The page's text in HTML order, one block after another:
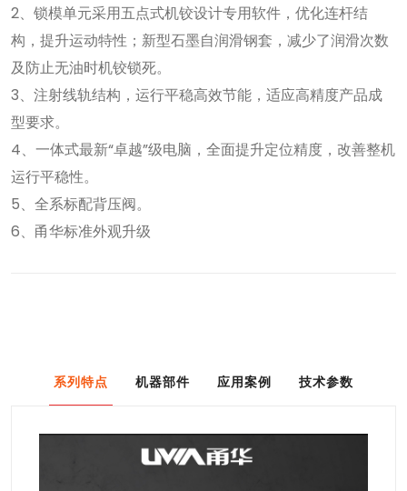
2、锁模单元采用五点式机铰设计专用软件，优化连杆结
构，提升运动特性；新型石墨自润滑钢套，减少了润滑次数
及防止无油时机铰锁死。
3、注射线轨结构，运行平稳高效节能，适应高精度产品成
型要求。
4、一体式最新“卓越”级电脑，全面提升定位精度，改善整机
运行平稳性。
5、全系标配背压阀。
6、甬华标准外观升级
系列特点 机器部件 应用案例 技术参数